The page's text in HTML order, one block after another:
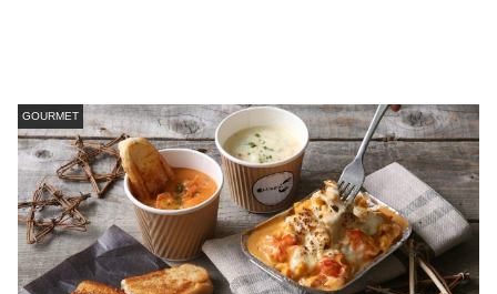
GOURMET